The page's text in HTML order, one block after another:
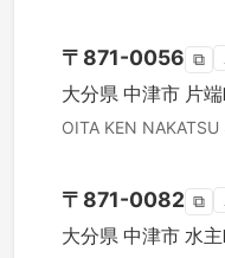
〒 871-0056 ⧉
大分県 中津市 片
OITA KEN NAKATSU
〒 871-0082 ⧉
大分県 中津市 水